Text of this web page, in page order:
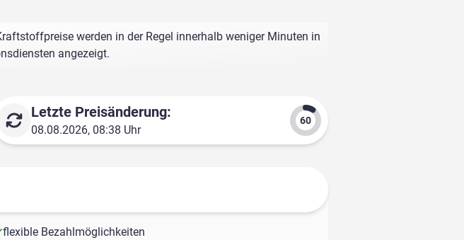
werden in der Regel innerhalb weniger Minuten in
angezeigt.
Letzte Preisänderung:
08.08.2026, 08:38 Uhr
flexible Bezahlmöglichkeiten